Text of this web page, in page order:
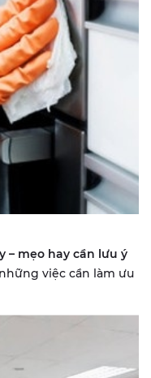
– mẹo hay cần lưu ý
việc cần làm ưu